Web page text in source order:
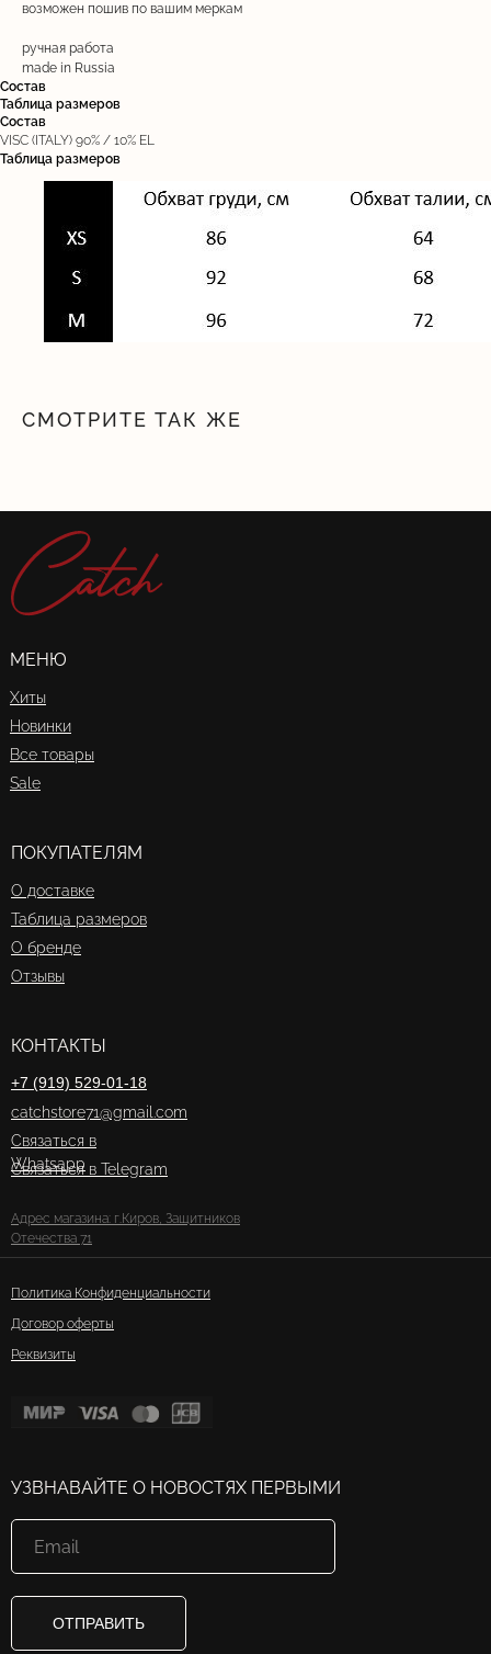
возможен пошив по вашим меркам
ручная работа
made in Russia
Состав
Таблица размеров
Состав
VISC (ITALY) 90% / 10% EL
Таблица размеров
СМОТРИТЕ ТАК ЖЕ
МЕНЮ
УЗВНАВАЙТЕ О НОВОСТЯХ ПЕРВЫМИ
ПОКУПАТЕЛЯМ
КОНТАКТЫ
Хиты
О доставке
+7 (919) 529-01-18
Все товары
О бренде
Связаться в
Whatsapp
Новинки
Таблица размеров
catchstore71@gmail.com
Sale
Отзывы
Связаться в Telegram
Политика Конфиденциальности
Адрес магазина: г.Киров, Защитников
Отечества 71
Договор оферты
Реквизиты
ОТПРАВИТЬ